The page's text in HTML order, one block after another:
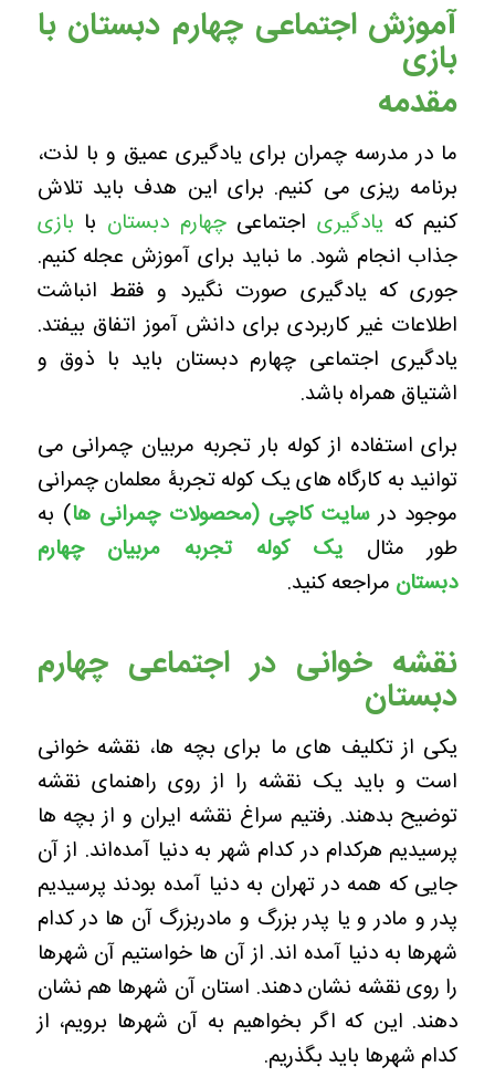
آموزش اجتماعی چهارم دبستان با
بازی
مقدمه
ما در مدرسه چمران برای یادگیری عمیق و با لذت،
برنامه ریزی می کنیم. برای این هدف باید تلاش
کنیم که یادگیریاجتماعیچهارم دبستان با بازی
جذاب انجام شود. ما نباید برای آموزش عجله کنیم.
جوری که یادگیری صورت نگیرد و فقط انباشت
اطلاعات غیر کاربردی برای دانش آموز اتفاق بیفتد.
یادگیری اجتماعی چهارم دبستان باید با ذوق و
اشتیاق همراه باشد.
برای استفاده از کوله بار تجربه مربیان چمرانی می
توانید به کارگاه های یک کوله تجربۀ معلمان چمرانی
موجود درسایت کاچی (محصولات چمرانی ها) به
طور مثال یک کوله تجربه مربیان چهارم
دبستان مراجعه کنید.
نقشه خوانی در اجتماعی چهارم
دبستان
یکی از تکلیف های ما برای بچه ها، نقشه خوانی
است و باید یک نقشه را از روی راهنمای نقشه
توضیح بدهند. رفتیم سراغ نقشه ایران و از بچه ها
پرسیدیم هرکدام در کدام شهر به دنیا آمده‌اند. از آن
جایی که همه در تهران به دنیا آمده بودند پرسیدیم
پدر و مادر و یا پدر بزرگ و مادربزرگ آن ها در کدام
شهرها به دنیا آمده اند. از آن ها خواستیم آن شهرها
را روی نقشه نشان دهند. استان آن شهرها هم نشان
دهند. این که اگر بخواهیم به آن شهرها برویم، از
کدام شهرها باید بگذریم.